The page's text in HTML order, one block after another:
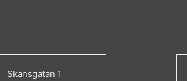
Skansgatan 1